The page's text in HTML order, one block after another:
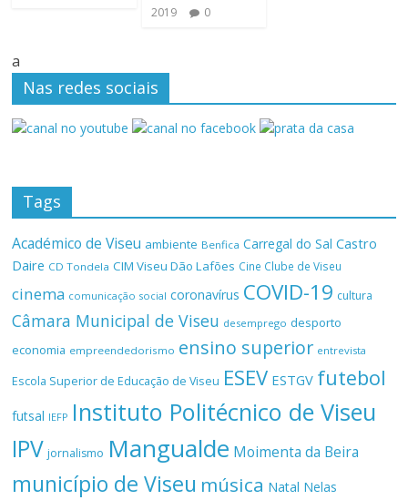
2019
0
a
Nas redes sociais
Tags
Académico de Viseu ambiente Benfica Carregal do Sal Castro
Daire CD Tondela CIM Viseu Dão Lafões Cine Clube de Viseu
cinema comunicação social coronavírus COVID-19 cultura
Câmara Municipal de Viseu desemprego desporto
economia empreendedorismo ensino superior entrevista
Escola Superior de Educação de Viseu ESEV ESTGV futebol
futsal IEFP Instituto Politécnico de Viseu
IPV jornalismo Mangualde Moimenta da Beira
município de Viseu música Natal Nelas